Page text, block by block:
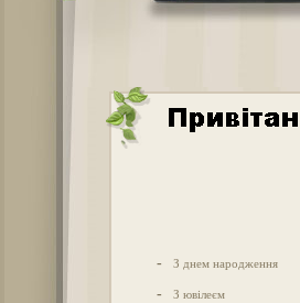
- З днем народження
- З ювілеєм